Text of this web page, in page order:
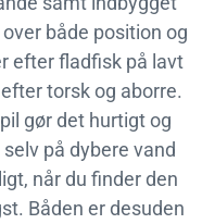
både position og
efter fladfisk på lavt
torsk og aborre.
gør det hurtigt og
på dybere vand
når du finder den
Båden er desuden